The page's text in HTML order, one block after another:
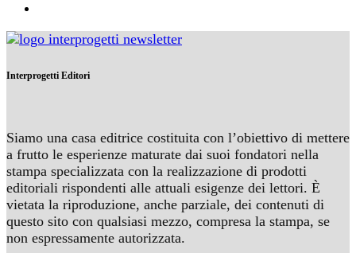
Interprogetti Editori
Siamo una casa editrice costituita con l’obiettivo di mettere
a frutto le esperienze maturate dai suoi fondatori nella
stampa specializzata con la realizzazione di prodotti
editoriali rispondenti alle attuali esigenze dei lettori. È
vietata la riproduzione, anche parziale, dei contenuti di
questo sito con qualsiasi mezzo, compresa la stampa, se
non espressamente autorizzata.